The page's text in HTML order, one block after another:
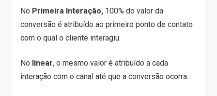
No Primeira Interação, 100% do valor da
conversão é atribuído ao primeiro ponto de contato
com o qual o cliente interagiu.
No linear, o mesmo valor é atribuído a cada
interação com o canal até que a conversão ocorra.